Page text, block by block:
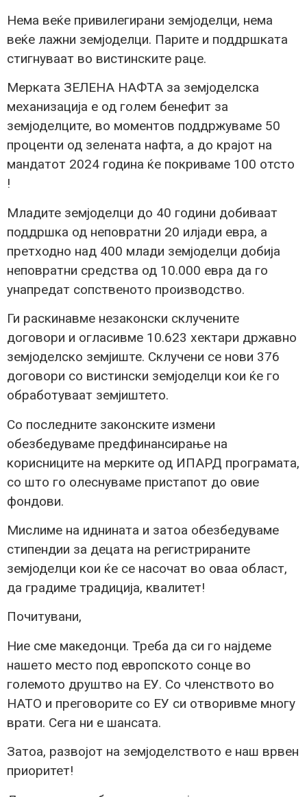
Нема веќе привилегирани земјоделци, нема
веќе лажни земјоделци. Парите и поддршката
стигнуваат во вистинските раце.
Мерката ЗЕЛЕНА НАФТА за земјоделска
механизација е од голем бенефит за
земјоделците, во моментов поддржуваме 50
проценти од зелената нафта, а до крајот на
мандатот 2024 година ќе покриваме 100 отсто
!
Младите земјоделци до 40 години добиваат
поддршка од неповратни 20 илјади евра, а
претходно над 400 млади земјоделци добија
неповратни средства од 10.000 евра да го
унапредат сопственото производство.
Ги раскинавме незаконски склучените
договори и огласивме 10.623 хектари државно
земјоделско земјиште. Склучени се нови 376
договори со вистински земјоделци кои ќе го
обработуваат земјиштето.
Со последните законските измени
обезбедуваме предфинансирање на
корисниците на мерките од ИПАРД програмата,
со што го олеснуваме пристапот до овие
фондови.
Мислиме на иднината и затоа обезбедуваме
стипендии за децата на регистрираните
земјоделци кои ќе се насочат во оваа област,
да градиме традиција, квалитет!
Почитувани,
Ние сме македонци. Треба да си го најдеме
нашето место под европското сонце во
големото друштво на ЕУ. Со членството во
НАТО и преговорите со ЕУ си отворивме многу
врати. Сега ни е шансата.
Затоа, развојот на земјоделството е наш врвен
приоритет!